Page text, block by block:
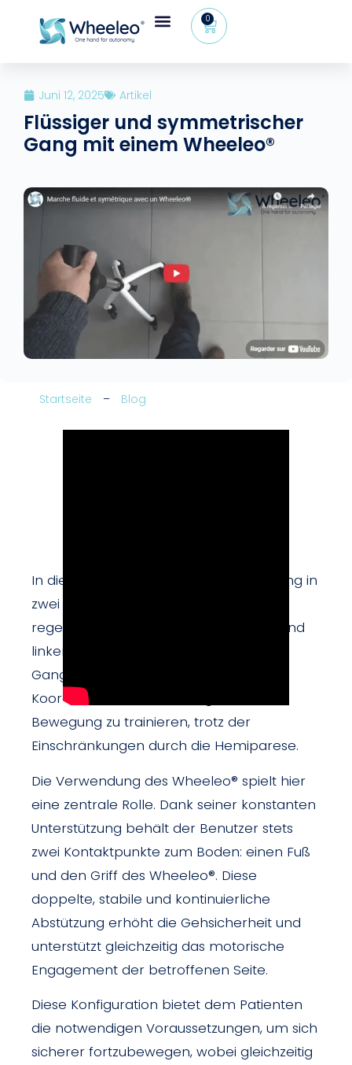
0
Juni 12, 2025 Artikel
Flüssiger und symmetrischer
Gang mit einem Wheeleo®
Startseite – Blog
In diesem klinischen Video wird der Gang in
zwei Phasen ausgeführt, mit einem
regelmäßigen Wechsel von rechtem und
linkem Schritt. Dieses rhythmische
Gangmuster ermöglicht es, die
Koordination und die Flüssigkeit der
Bewegung zu trainieren, trotz der
Einschränkungen durch die Hemiparese.
Die Verwendung des Wheeleo® spielt hier
eine zentrale Rolle. Dank seiner konstanten
Unterstützung behält der Benutzer stets
zwei Kontaktpunkte zum Boden: einen Fuß
und den Griff des Wheeleo®. Diese
doppelte, stabile und kontinuierliche
Abstützung erhöht die Gehsicherheit und
unterstützt gleichzeitig das motorische
Engagement der betroffenen Seite.
Diese Konfiguration bietet dem Patienten
die notwendigen Voraussetzungen, um sich
sicherer fortzubewegen, wobei gleichzeitig